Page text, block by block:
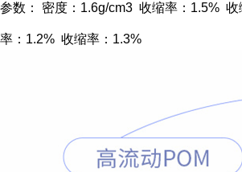
参数： 密度：1.6g/cm3 收缩率：1.5%
率：1.2% 收缩率：1.3%